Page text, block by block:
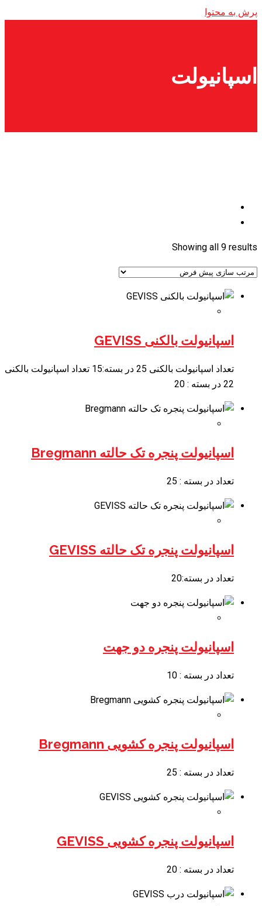
پرش به محتوا
اسپانیولت
Showing all 9 results
اسپانیولت بالکنی GEVISS
تعداد اسپانیولت بالکنی 25 در بسته:15 تعداد اسپانیولت بالکنی
22 در بسته : 20
اسپانیولت پنجره تک حالته Bregmann
تعداد در بسته : 25
اسپانیولت پنجره تک حالته GEVISS
تعداد در بسته:20
اسپانیولت پنجره دو جهت
تعداد در بسته : 10
اسپانیولت پنجره کشویی Bregmann
تعداد در بسته : 25
اسپانیولت پنجره کشویی GEVISS
تعداد در بسته : 20